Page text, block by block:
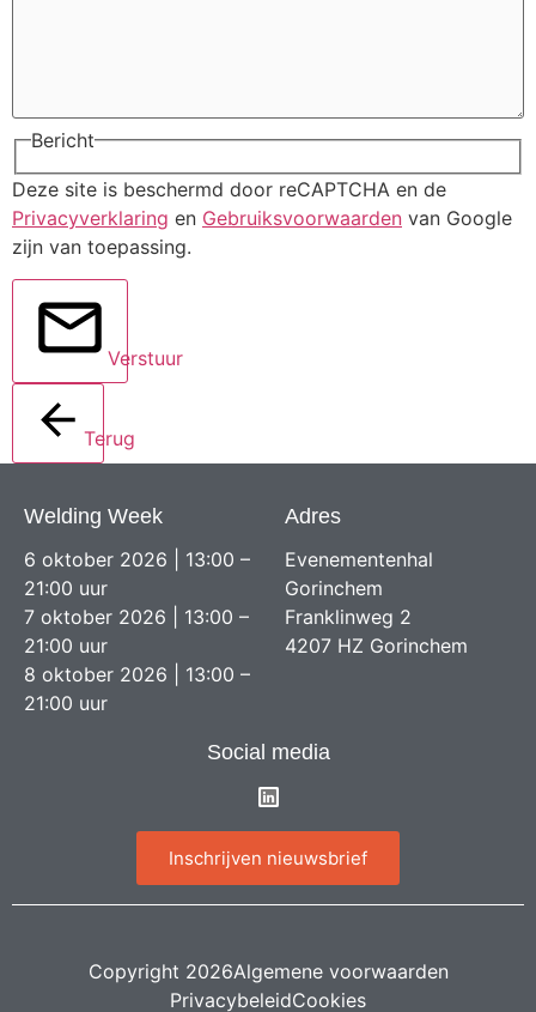
Bericht
Deze site is beschermd door reCAPTCHA en de
Privacyverklaring en Gebruiksvoorwaarden van Google
zijn van toepassing.
Verstuur
Terug
Welding Week
6 oktober 2026 | 13:00 –
21:00 uur
7 oktober 2026 | 13:00 –
21:00 uur
8 oktober 2026 | 13:00 –
21:00 uur
Adres
Evenementenhal
Gorinchem
Franklinweg 2
4207 HZ Gorinchem
Social media
Inschrijven nieuwsbrief
Copyright 2026Algemene voorwaarden
PrivacybeleidCookies